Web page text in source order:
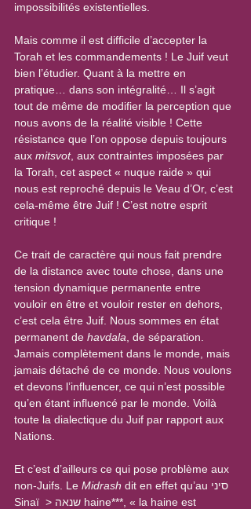
impossibilités existentielles.
Mais comme il est difficile d’accepter la
Torah et les commandements ! Le Juif veut
bien l’étudier. Quant à la mettre en
pratique… dans son intégralité… Il s’agit
tout de même de modifier la perception que
nous avons de la réalité visible ! Cette
résistance que l’on oppose depuis toujours
aux mitsvot, aux contraintes imposées par
la Torah, cet aspect « nuque raide » qui
nous est reproché depuis le Veau d’Or, c’est
cela-même être Juif ! C’est notre esprit
critique !
Ce trait de caractère qui nous fait prendre
de la distance avec toute chose, dans une
tension dynamique permanente entre
vouloir en être et vouloir rester en dehors,
c’est cela être Juif. Nous sommes en état
permanent de havdala , de séparation.
Jamais complètement dans le monde, mais
jamais détaché de ce monde. Nous voulons
et devons l’influencer, ce qui n’est possible
qu’en étant influencé par le monde. Voilà
toute la dialectique du Juif par rapport aux
Nations.
Et c’est d’ailleurs ce qui pose problème aux
non-Juifs. Le Midrash dit en effet qu’au סיני
Sinaï  > שנאה haine***, « la haine est